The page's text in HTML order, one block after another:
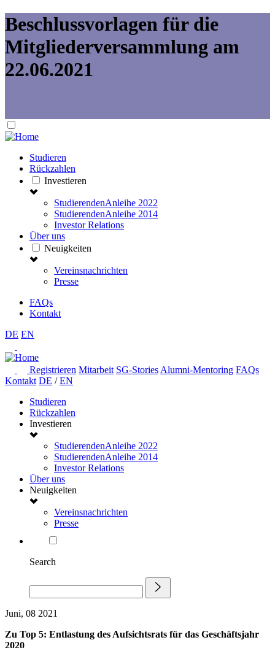
Beschlussvorlagen für die
Mitgliederversammlung am
22.06.2021
Studieren
Rückzahlen
Investieren
StudierendenAnleihe 2022
StudierendenAnleihe 2014
Investor Relations
Über uns
Neuigkeiten
Vereinsnachrichten
Presse
FAQs
Kontakt
DE EN
Registrieren Mitarbeit SG-Stories Alumni-Mentoring FAQs
Kontakt DE / EN
Studieren
Rückzahlen
Investieren
StudierendenAnleihe 2022
StudierendenAnleihe 2014
Investor Relations
Über uns
Neuigkeiten
Vereinsnachrichten
Presse
Search
Juni, 08 2021
Zu Top 5: Entlastung des Aufsichtsrats für das Geschäftsjahr
2020